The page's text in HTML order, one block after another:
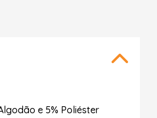
e 5% Poliéster